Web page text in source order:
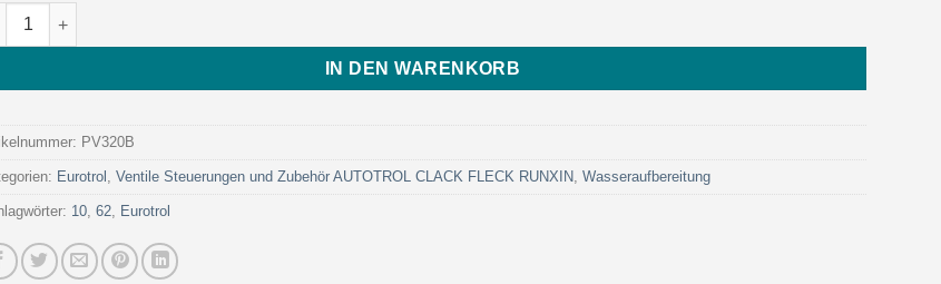
LOCK LOWER LATERAL DIFFUSER FOR MAGNUM 14-16 ̋ (Art. PV320B - Eurotrol) Menge
IN DEN WARENKORB
PV320B
Eurotrol ,Ventile Steuerungen und Zubehör AUTOTROL CLACK FLECK RUNXIN ,Wasseraufbereitung
10 ,62 Eurotrol